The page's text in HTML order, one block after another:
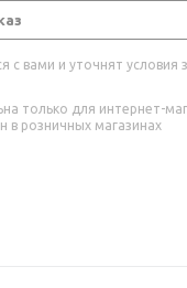
вами и уточнят условия
только для интернет-
в розничных магазинах